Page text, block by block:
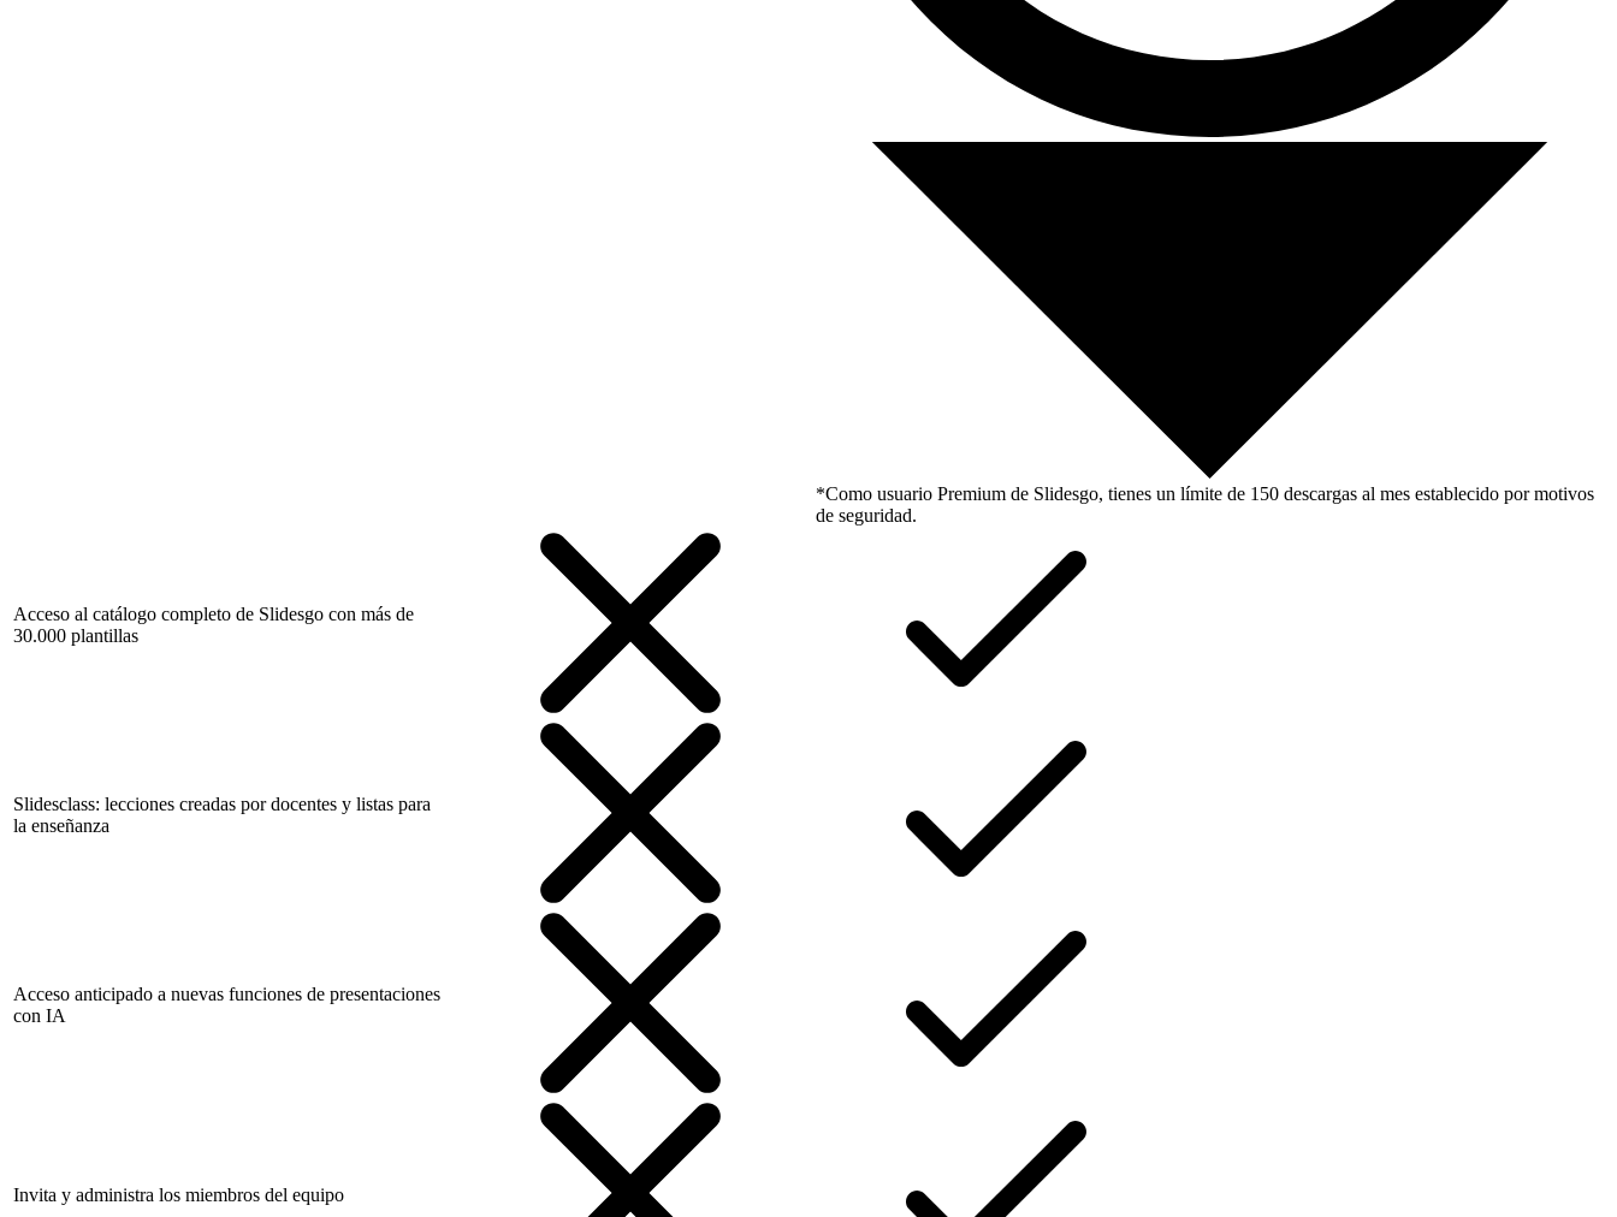
*Como usuario Premium de Slidesgo, tienes un límite de 150 descargas al mes establecido por motivos
de seguridad.
Acceso al catálogo completo de Slidesgo con más de
30.000 plantillas
Slidesclass: lecciones creadas por docentes y listas para
la enseñanza
Acceso anticipado a nuevas funciones de presentaciones
con IA
Invita y administra los miembros del equipo